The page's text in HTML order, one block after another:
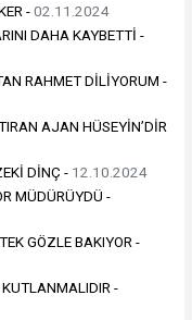
-02.11.2024
DAHA KAYBETTİ -
RAHMET DİLİYORUM -
AJAN HÜSEYİN’DİR
DİNÇ - 12.10.2024
MÜDÜRÜYDÜ -
GÖZLE BAKIYOR -
-